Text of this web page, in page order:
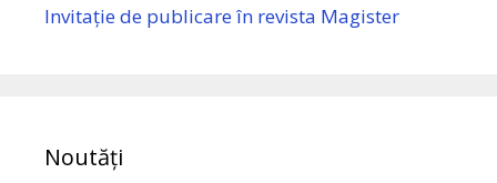
Invitație de publicare în revista Magister
Noutăți